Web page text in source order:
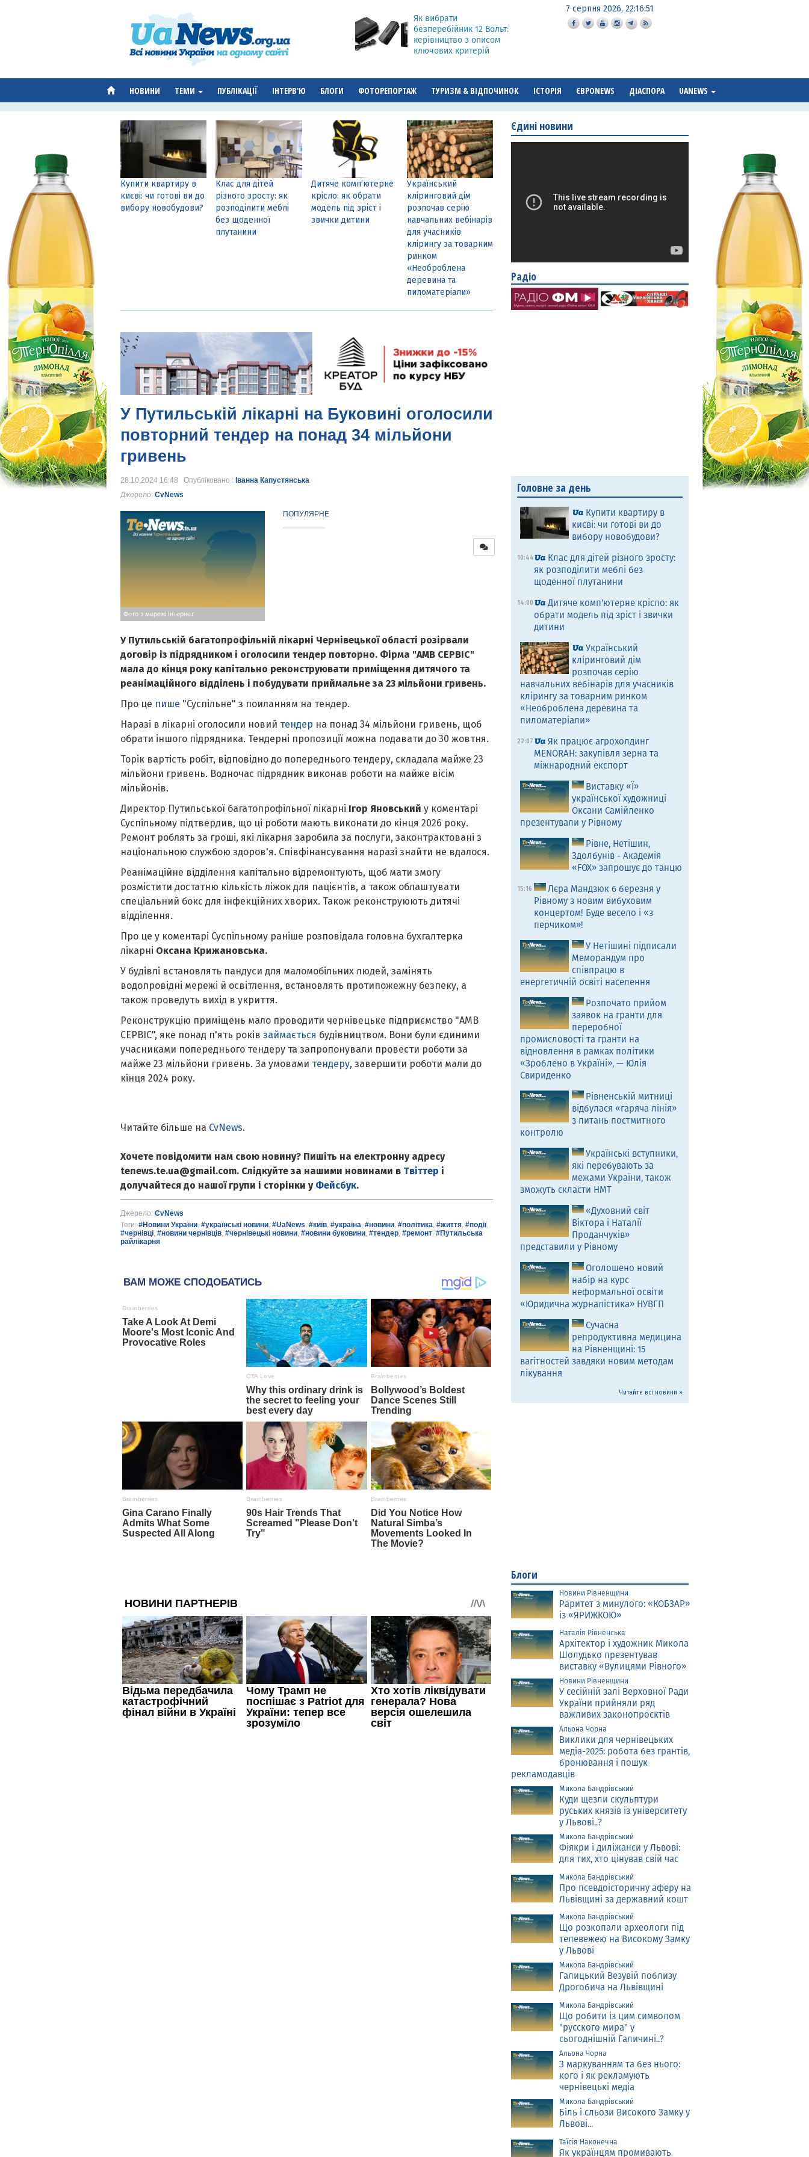
Як вибрати
безперебійник 12 Вольт:
керівництво з описом
ключових критерій
7 серпня 2026, 22:16:52
НОВИНИ ТЕМИ ПУБЛІКАЦІЇ ІНТЕРВ'Ю БЛОГИ ФОТОРЕПОРТАЖ ТУРИЗМ & ВІДПОЧИНОК ІСТОРІЯ ЄВРОNEWS ДІАСПОРА UANEWS
Купити квартиру в
києві: чи готові ви до
вибору новобудови?
Клас для дітей
різного зросту: як
розподілити меблі
без щоденної
плутанини
Дитяче комп’ютерне
крісло: як обрати
модель під зріст і
звички дитини
Український
кліринговий дім
розпочав серію
навчальних вебінарів
для учасників
клірингу за товарним
ринком
«Необроблена
деревина та
пиломатеріали»
У Путильській лікарні на Буковині оголосили
повторний тендер на понад 34 мільйони
гривень
28.10.2024 16:48 Опубліковано : Іванна Капустянська
Джерело: CvNews
Фото з мережі Інтернет
ПОПУЛЯРНЕ
У Путильській багатопрофільній лікарні Чернівецької області розірвали
договір із підрядником і оголосили тендер повторно. Фірма "АМВ СЕРВІС"
мала до кінця року капітально реконструювати приміщення дитячого та
реанімаційного відділень і побудувати приймальне за 23 мільйони гривень.
Про це пише "Суспільне" з поиланням на тендер.
Наразі в лікарні оголосили новий тендер на понад 34 мільйони гривень, щоб
обрати іншого підрядника. Тендерні пропозиції можна подавати до 30 жовтня.
Торік вартість робіт, відповідно до попереднього тендеру, складала майже 23
мільйони гривень. Водночас підрядник виконав роботи на майже вісім
мільйонів.
Директор Путильської багатопрофільної лікарні Ігор Яновський у коментарі
Суспільному підтвердив, що ці роботи мають виконати до кінця 2026 року.
Ремонт роблять за гроші, які лікарня заробила за послуги, законтрактовані з
національною службою здоров'я. Співфінансування наразі знайти не вдалося.
Реанімаційне відділення капітально відремонтують, щоб мати змогу
розмістити достатню кількість ліжок для пацієнтів, а також облаштувати
спеціальний бокс для інфекційних хворих. Також реконструюють дитячі
відділення.
Про це у коментарі Суспільному раніше розповідала головна бухгалтерка
лікарні Оксана Крижановська.
У будівлі встановлять пандуси для маломобільних людей, замінять
водопровідні мережі й освітлення, встановлять протипожежну безпеку, а
також проведуть вихід в укриття.
Реконструкцію приміщень мало проводити чернівецьке підприємство "АМВ
СЕРВІС", яке понад п'ять років займається будівництвом. Вони були єдиними
учасниками попереднього тендеру та запропонували провести роботи за
майже 23 мільйони гривень. За умовами тендеру, завершити роботи мали до
кінця 2024 року.
Читайте більше на CvNews.
Хочете повідомити нам свою новину? Пишіть на електронну адресу
tenews.te.ua@gmail.com. Слідкуйте за нашими новинами в Твіттер і
долучайтеся до нашої групи і сторінки у Фейсбук.
Джерело: CvNews
Теги: #Новини України, #українські новини, #UaNews, #київ, #україна, #новини, #політика, #життя, #події,
#чернівці, #новини чернівців, #чернівецькі новини, #новини буковини, #тендер, #ремонт, #Путильська
райлікарня
Єдині новини
Радіо
Головне за день
Купити квартиру в
києві: чи готові ви до
вибору новобудови?
10:44
Клас для дітей різного зросту:
як розподілити меблі без
щоденної плутанини
14:00
Дитяче комп’ютерне крісло: як
обрати модель під зріст і звички
дитини
Український
кліринговий дім
розпочав серію
навчальних вебінарів для учасників
клірингу за товарним ринком
«Необроблена деревина та
пиломатеріали»
22:07
Як працює агрохолдинг
MENORAH: закупівля зерна та
міжнародний експорт
Виставку «Ї»
української художниці
Оксани Самійленко
презентували у Рівному
Рівне, Нетішин,
Здолбунів - Академія
«FOX» запрошує до танцю
15:16
Лєра Мандзюк 6 березня у
Рівному з новим вибуховим
концертом! Буде весело і «з
перчиком»!
У Нетішині підписали
Меморандум про
співпрацю в
енергетичній освіті населення
Розпочато прийом
заявок на гранти для
переробної
промисловості та гранти на
відновлення в рамках політики
«Зроблено в Україні», — Юлія
Свириденко
Рівненській митниці
відбулася «гаряча лінія»
з питань постмитного
контролю
Українські вступники,
які перебувають за
межами України, також
зможуть скласти НМТ
«Духовний світ
Віктора і Наталії
Проданчуків»
представили у Рівному
Оголошено новий
набір на курс
неформальної освіти
«Юридична журналістика» НУВГП
Сучасна
репродуктивна медицина
на Рівненщині: 15
вагітностей завдяки новим методам
лікування
Читайте всі новини »
Блоги
Новини Рівненщини
Раритет з минулого: «КОБЗАР»
із «ЯРИЖКОЮ»
Наталія Рівненська
Архітектор і художник Микола
Шолудько презентував
виставку «Вулицями Рівного»
Новини Рівненщини
У сесійній залі Верховної Ради
України прийняли ряд
важливих законопроєктів
Альона Чорна
Виклики для чернівецьких
медіа-2025: робота без грантів,
бронювання і пошук
рекламодавців
Микола Бандрівський
Куди щезли скульптури
руських князів із університету
у Львові..?
Микола Бандрівський
Фіякри і диліжанси у Львові:
для тих, хто цінував свій час
Микола Бандрівський
Про псевдоісторичну аферу на
Львівщині за державний кошт
Микола Бандрівський
Що розкопали археологи під
телевежею на Високому Замку
у Львові
Микола Бандрівський
Галицький Везувій поблизу
Дрогобича на Львівщині
Микола Бандрівський
Що робити із цим символом
"русского мира" у
сьогоднішній Галичині..?
Альона Чорна
З маркуванням та без нього:
кого і як рекламують
чернівецькі медіа
Микола Бандрівський
Біль і сльози Високого Замку у
Львові...
Таїсія Наконечна
Як українцям промивають